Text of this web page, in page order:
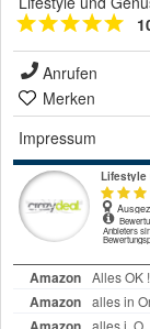
Anrufen
Merken
Impressum